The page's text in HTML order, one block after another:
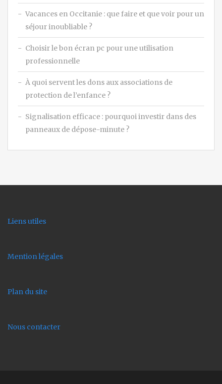
Vacances en Occitanie : que faire et que voir pour un
séjour inoubliable ?
Choisir le bon écran pc pour une utilisation
professionnelle
À quoi servent les dons aux associations de
protection de l’enfance ?
Signalisation efficace : pourquoi investir dans des
panneaux de dépose-minute ?
Liens utiles
Mention légales
Plan du site
Nous contacter